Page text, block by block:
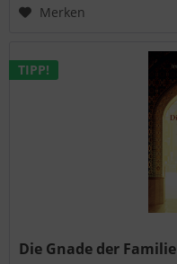
Merken
TIPP!
Die Gnade der Familie